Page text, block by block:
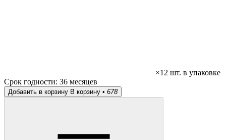
×12 шт. в упаковке
Срок годности: 36 месяцев
Добавить в корзину В корзину • 678